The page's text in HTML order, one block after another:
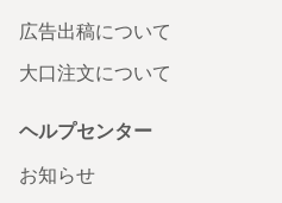
広告出稿について
大口注文について
ヘルプセンター
お知らせ